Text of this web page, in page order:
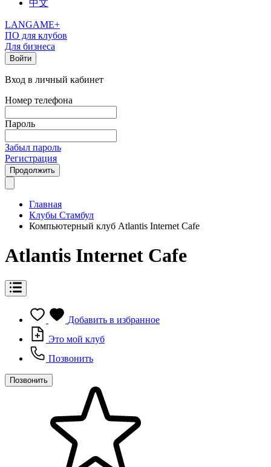
中文
LANGAME+
ПО для клубов
Для бизнеса
Войти
Вход в личный кабинет
Номер телефона
Пароль
Забыл пароль
Регистрация
Продолжить
Главная
Клубы Стамбул
Компьютерный клуб Atlantis Internet Cafe
Atlantis Internet Cafe
Добавить в избранное
Это мой клуб
Позвонить
Позвонить